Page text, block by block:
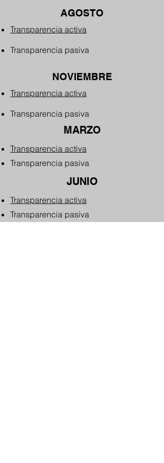
AGOSTO
Transparencia activa
Transparencia pasiva
NOVIEMBRE
Transparencia activa
Transparencia pasiva
MARZO
Transparencia activa
Transparencia pasiva
JUNIO
Transparencia activa
Transparencia pasiva